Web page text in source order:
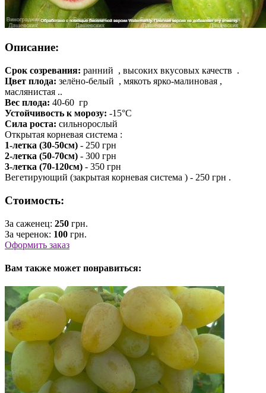
Описание:
Срок созревания: ранний , высоких вкусовых качеств .
Цвет плода: зелёно-белый , мякоть ярко-малиновая ,
маслянистая ..
Вес плода: 40-60 гр
Устойчивость к морозу: -15°С
Сила роста: сильнорослый
Открытая корневая система :
1-летка (30-50см) - 250 грн
2-летка (50-70см) - 300 грн
3-летка (70-120см) - 350 грн
Вегетирующий (закрытая корневая система ) - 250 грн .
Стоимость:
За саженец: 250 грн.
За черенок: 100 грн.
Оформить заказ
Вам также может понравиться: